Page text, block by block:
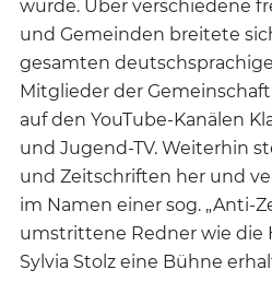
wurde. Über verschiedene
und Gemeinden breitete
gesamten
Mitglieder der
auf den YouTube-Kanälen
und Jugend-TV. Weiterhin
und Zeitschriften her und
im Namen einer sog. „Anti-
umstrittene Redner wie die
Sylvia Stolz eine Bühne